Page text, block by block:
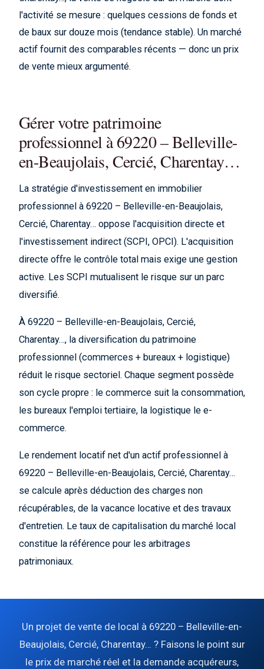
l'activité se mesure : quelques cessions de fonds et
de baux sur douze mois (tendance stable). Un marché
actif fournit des comparables récents — donc un prix
de vente mieux argumenté.
Gérer votre patrimoine
professionnel à 69220 – Belleville-
en-Beaujolais, Cercié, Charentay…
La stratégie d'investissement en immobilier
professionnel à 69220 – Belleville-en-Beaujolais,
Cercié, Charentay… oppose l'acquisition directe et
l'investissement indirect (SCPI, OPCI). L'acquisition
directe offre le contrôle total mais exige une gestion
active. Les SCPI mutualisent le risque sur un parc
diversifié.
À 69220 – Belleville-en-Beaujolais, Cercié,
Charentay…, la diversification du patrimoine
professionnel (commerces + bureaux + logistique)
réduit le risque sectoriel. Chaque segment possède
son cycle propre : le commerce suit la consommation,
les bureaux l'emploi tertiaire, la logistique le e-
commerce.
Le rendement locatif net d'un actif professionnel à
69220 – Belleville-en-Beaujolais, Cercié, Charentay…
se calcule après déduction des charges non
récupérables, de la vacance locative et des travaux
d'entretien. Le taux de capitalisation du marché local
constitue la référence pour les arbitrages
patrimoniaux.
Un projet de vente de local à 69220 – Belleville-en-
Beaujolais, Cercié, Charentay… ? Faisons le point sur
le prix de marché réel et la demande acquéreurs,